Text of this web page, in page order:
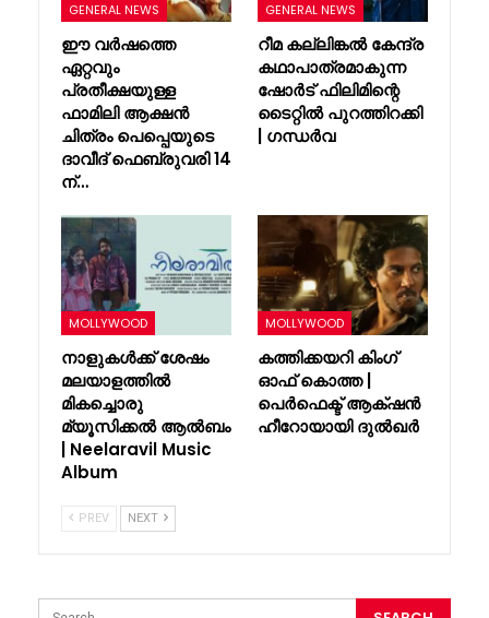
GENERAL NEWS
ഈ വർഷത്തെ
ഏറ്റവും
പ്രതീക്ഷയുള്ള
ഫാമിലി ആക്ഷൻ
ചിത്രം പെപ്പെയുടെ
ദാവീദ് ഫെബ്രുവരി 14
ന്…
GENERAL NEWS
റീമ കല്ലിങ്കൽ കേന്ദ്ര
കഥാപാത്രമാകുന്ന
ഷോർട് ഫിലിമിന്റെ
ടൈറ്റിൽ പുറത്തിറക്കി
| ഗന്ധർവ
MOLLYWOOD
നാളുകൾക്ക് ശേഷം
മലയാളത്തിൽ
മികച്ചൊരു
മ്യൂസിക്കൽ ആൽബം
| Neelaravil Music
Album
MOLLYWOOD
കത്തിക്കയറി കിംഗ്
ഓഫ് കൊത്ത |
പെർഫെക്ട് ആക്‌ഷൻ
ഹീറോയായി ദുൽഖർ
PREV NEXT